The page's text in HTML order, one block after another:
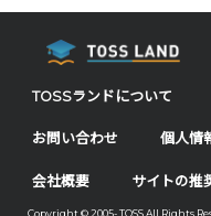
TOSSランドについて
お問い合わせ 個人情
会社概要 サイトの推
Copyright © 2005- TOSS All Rights